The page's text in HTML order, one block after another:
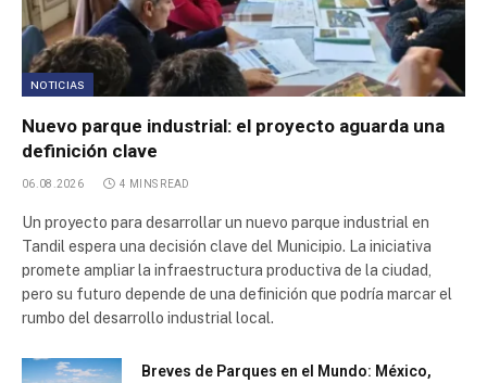
NOTICIAS
Nuevo parque industrial: el proyecto aguarda una
definición clave
06.08.2026 4 MINS READ
Un proyecto para desarrollar un nuevo parque industrial en
Tandil espera una decisión clave del Municipio. La iniciativa
promete ampliar la infraestructura productiva de la ciudad,
pero su futuro depende de una definición que podría marcar el
rumbo del desarrollo industrial local.
Breves de Parques en el Mundo: México,